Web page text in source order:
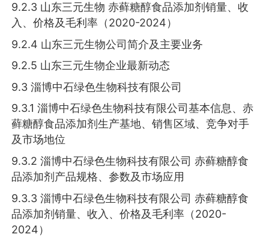
9.2.3 山东三元生物 赤藓糖醇食品添加剂销量、收
入、价格及毛利率（2020-2024）
9.2.4 山东三元生物公司简介及主要业务
9.2.5 山东三元生物企业最新动态
9.3 淄博中石绿色生物科技有限公司
9.3.1 淄博中石绿色生物科技有限公司基本信息、赤
藓糖醇食品添加剂生产基地、销售区域、竞争对手
及市场地位
9.3.2 淄博中石绿色生物科技有限公司 赤藓糖醇食
品添加剂产品规格、参数及市场应用
9.3.3 淄博中石绿色生物科技有限公司 赤藓糖醇食
品添加剂销量、收入、价格及毛利率（2020-
2024）